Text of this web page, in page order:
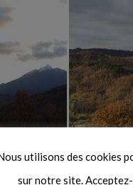
utilisons des cookies
sur notre site.